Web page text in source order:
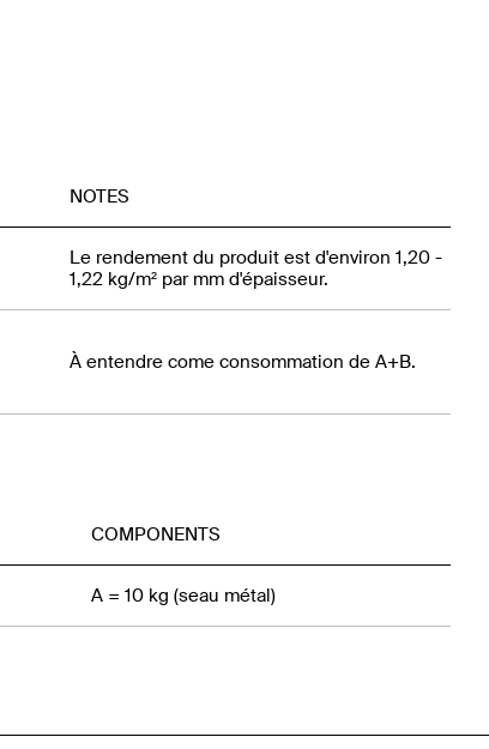
NOTES
Le rendement du produit est d'environ 1,20 -
1,22 kg/m² par mm d'épaisseur.
À entendre come consommation de A+B.
COMPONENTS
A = 10 kg (seau métal)